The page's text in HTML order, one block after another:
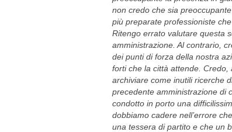
non credo che sia
più preparate professioniste
Ritengo errato valutare questa
amministrazione. Al contrario,
dei punti di forza della nostra
forti che la città attende.
archiviare come inutili ricerche
precedente amministrazione di
condotto in porto una
dobbiamo cadere nell’errore
una tessera di partito e che un